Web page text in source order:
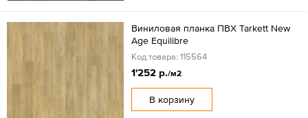
Виниловая планка ПВХ Tarkett New
Age Equilibre
Код товара: 115564
1'252 р./м2
В корзину